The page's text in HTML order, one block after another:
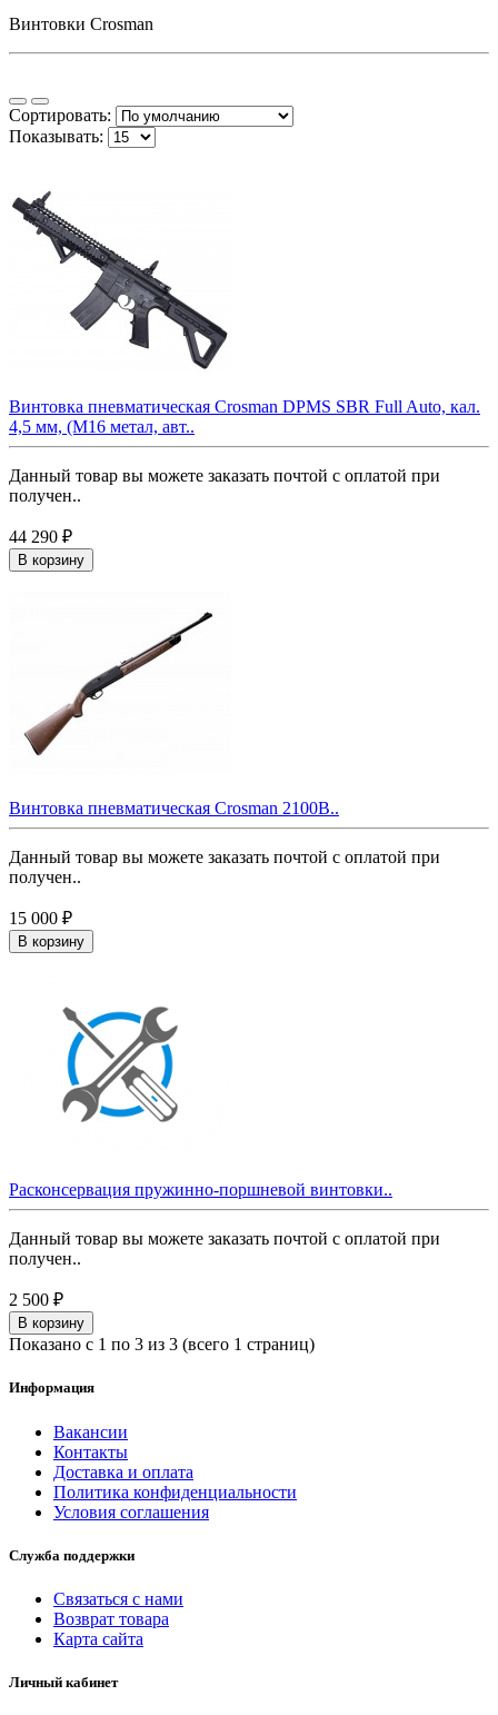
Винтовки Crosman
Сортировать:
Показывать:
Винтовка пневматическая Crosman DPMS SBR Full Auto, кал.
4,5 мм, (М16 метал, авт..
Данный товар вы можете заказать почтой с оплатой при
получен..
44 290 ₽
В корзину
Винтовка пневматическая Crosman 2100B..
Данный товар вы можете заказать почтой с оплатой при
получен..
15 000 ₽
В корзину
Расконсервация пружинно-поршневой винтовки..
Данный товар вы можете заказать почтой с оплатой при
получен..
2 500 ₽
В корзину
Показано с 1 по 3 из 3 (всего 1 страниц)
Информация
Вакансии
Контакты
Доставка и оплата
Политика конфиденциальности
Условия соглашения
Служба поддержки
Связаться с нами
Возврат товара
Карта сайта
Личный кабинет